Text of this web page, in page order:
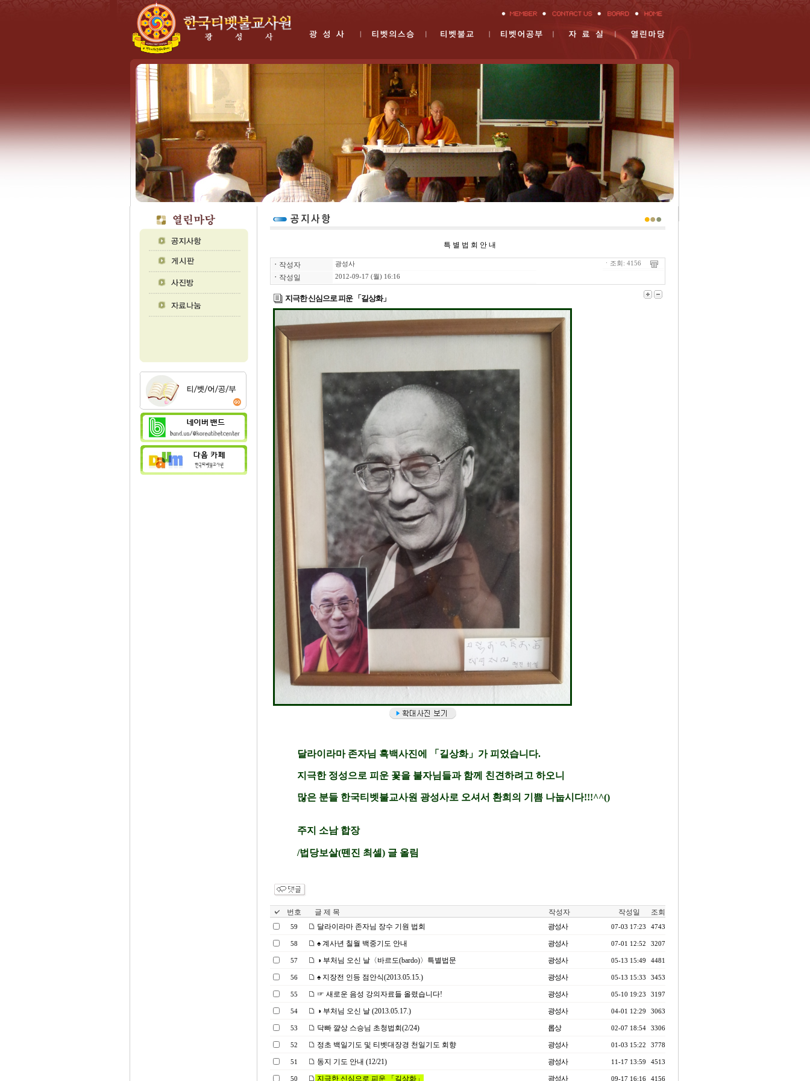
특 별 법 회 안 내
ㆍ 작성자 광성사
ㆍ 작성일 2012-09-17 (월) 16:16
ㆍ조회: 4156
지극한 신심으로 피운 「길상화」
달라이라마 존자님 흑백사진에 「길상화」가 피었습니다.
지극한 정성으로 피운 꽃을 불자님들과 함께 친견하려고 하오니
많은 분들 한국티벳불교사원 광성사로 오셔서 환희의 기쁨 나눕시다!!!^^()
주지 소남 합장
/법당보살(뗀진 최셀) 글 올림
번호 글 제 목 작성자 작성일 조회
59 달라이라마 존자님 장수 기원 법회 광성사 07-03 17:23 4743
58 ♠ 계사년 칠월 백중기도 안내 광성사 07-01 12:52 3207
57 ◑ 부처님 오신 날〈바르도(bardo)〉특별법문 광성사 05-13 15:49 4481
56 ♠ 지장전 인등 점안식(2013.05.15.) 광성사 05-13 15:33 3453
55 ☞ 새로운 음성 강의자료들 올렸습니다! 광성사 05-10 19:23 3197
54 ◑ 부처님 오신 날 (2013.05.17.) 광성사 04-01 12:29 3063
53 닥빠 꺌상 스승님 초청법회(2/24) 롭상 02-07 18:54 3306
52 정초 백일기도 및 티벳대장경 천일기도 회향 광성사 01-03 15:22 3778
51 동지 기도 안내 (12/21) 광성사 11-17 13:59 4513
50 지극한 신심으로 피운 「길상화」 광성사 09-17 16:16 4156